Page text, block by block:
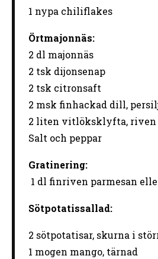
1 nypa chiliflakes
Örtmajonnäs:
2 dl majonnäs
2 tsk dijonsenap
2 tsk citronsaft
2 msk finhackad dill,
2 liten vitlöksklyfta,
Salt och peppar
Gratinering:
1 dl finriven parmesan
Sötpotatissallad:
2 sötpotatisar, skurna i
1 mogen mango, tärnad